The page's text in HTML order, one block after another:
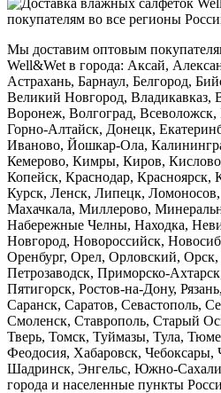
Мы доставим оптовым
Well&Wet в города: Аксай,
Астрахань, Барнаул, Белгород,
Великий Новгород, Владикавказ,
Воронеж, Волгоград, Всеволожск,
Горно-Алтайск, Донецк,
Иваново, Йошкар-Ола,
Кемерово, Кимры, Киров,
Копейск, Краснодар, Красноярск,
Курск, Ленск, Липецк,
Махачкала, Миллерово,
Набережные Челны, Находка,
Новгород, Новороссийск,
Оренбург, Орел, Орловский,
Петрозаводск, Приморско-
Пятигорск, Ростов-на-Дону,
Саранск, Саратов, Севастополь,
Смоленск, Ставрополь, Старый
Тверь, Томск, Туймазы, Тула,
Феодосия, Хабаровск,
Шадринск, Энгельс, Южно-
города и населенные пункты